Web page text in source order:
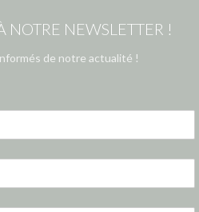
NOTRE NEWSLETTER !
de notre actualité !